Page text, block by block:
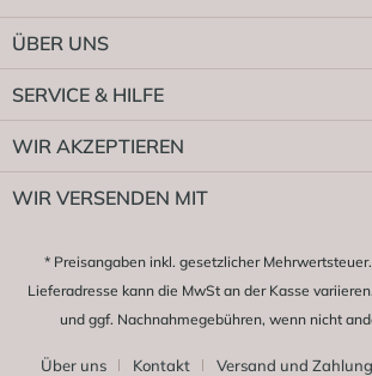
ÜBER UNS
SERVICE & HILFE
WIR AKZEPTIEREN
WIR VERSENDEN MIT
* Preisangaben inkl. gesetzlicher
Lieferadresse kann die MwSt an der Kasse
und ggf. Nachnahmegebühren, wenn nicht
Über uns Kontakt
Versand und